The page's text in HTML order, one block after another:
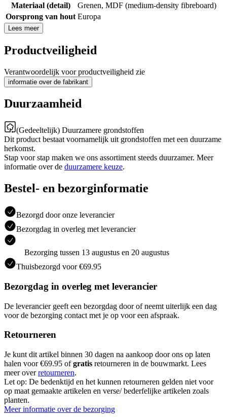
Materiaal (detail)
Grenen, MDF (medium-density fibreboard)
Oorsprong van hout Europa
Lees meer
Productveiligheid
Verantwoordelijk voor productveiligheid zie
informatie over de fabrikant
Duurzaamheid
(Gedeeltelijk) Duurzamere grondstoffen
Dit product bestaat voornamelijk uit grondstoffen met een duurzame
herkomst.
Stap voor stap maken we ons assortiment steeds duurzamer. Meer
informatie over de duurzamere keuze.
Bestel- en bezorginformatie
Bezorgd door onze leverancier
Bezorgdag in overleg met leverancier
Bezorging tussen 13 augustus en 20 augustus
Thuisbezorgd voor €69.95
Bezorgdag in overleg met leverancier
De leverancier geeft een bezorgdag door of neemt uiterlijk een dag
voor de bezorging contact met je op voor een afspraak.
Retourneren
Je kunt dit artikel binnen 30 dagen na aankoop door ons op laten
halen voor €69.95 ofgratis retourneren in de bouwmarkt. Lees
meer overretourneren.
Let op: De bedenktijd en het kunnen retourneren gelden niet voor
op maat gemaakte artikelen en verse/ bederfelijke artikelen zoals
planten.
Meer informatie over de bezorging